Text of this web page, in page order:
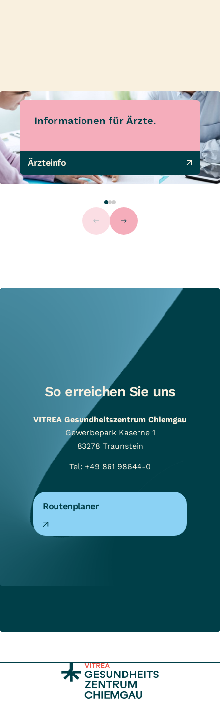
Informationen für Ärzte.
Ärzteinfo
So erreichen Sie uns
VITREA Gesundheitszentrum Chiemgau
Gewerbepark Kaserne 1
83278 Traunstein
Tel: +49 861 98644-0
Routenplaner